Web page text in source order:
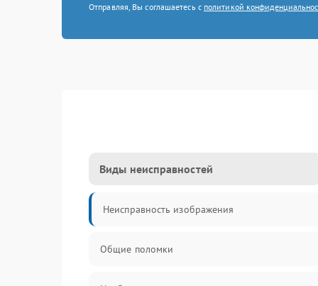
Отправляя, Вы соглашаетесь с политикой
Виды неисправностей
Неисправность изображения
Общие поломки